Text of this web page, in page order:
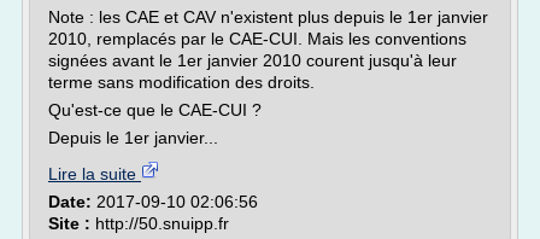
Note : les CAE et CAV n'existent plus depuis le 1er janvier
2010, remplacés par le CAE-CUI. Mais les conventions
signées avant le 1er janvier 2010 courent jusqu'à leur
terme sans modification des droits.
Qu'est-ce que le CAE-CUI ?
Depuis le 1er janvier...
Lire la suite
Date: 2017-09-10 02:06:56
Site : http://50.snuipp.fr